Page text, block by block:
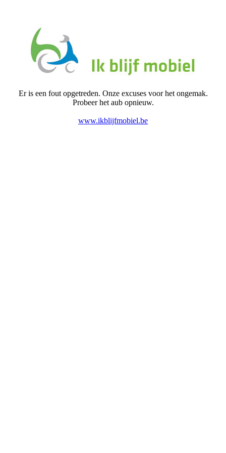
Er is een fout opgetreden. Onze excuses voor het ongemak.
Probeer het aub opnieuw.
www.ikblijfmobiel.be